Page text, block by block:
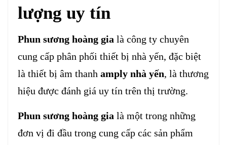
lượng uy tín
Phun sương hoàng gia là công ty chuyên
cung cấp phân phối thiết bị nhà yến, đặc biệt
là thiết bị âm thanh amply nhà yến, là thương
hiệu được đánh giá uy tín trên thị trường.
Phun sương hoàng gia là một trong những
đơn vị đi đầu trong cung cấp các sản phẩm